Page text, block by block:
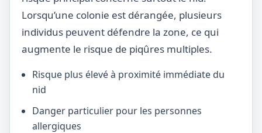
Lorsqu’une colonie est dérangée, plusieurs
individus peuvent défendre la zone, ce qui
augmente le risque de piqûres multiples.
Risque plus élevé à proximité immédiate du
nid
Danger particulier pour les personnes
allergiques